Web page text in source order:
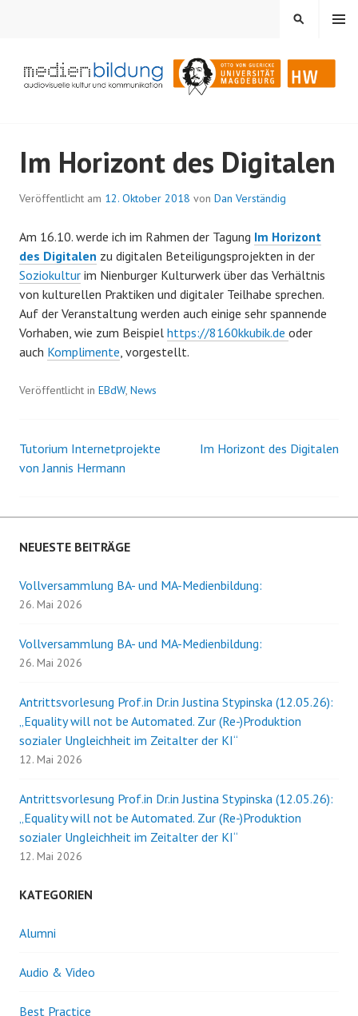
Audiovisuelle Kultur und Kommunikation
MENÜ
SUCHEN
Im Horizont des Digitalen
Veröffentlicht am 12. Oktober 2018 von Dan Verständig
Am 16.10. werde ich im Rahmen der Tagung Im Horizont
des Digitalen zu digitalen Beteiligungsprojekten in der
Soziokultur im Nienburger Kulturwerk über das Verhältnis
von kulturellen Praktiken und digitaler Teilhabe sprechen.
Auf der Veranstaltung werden auch einige sehr spannende
Vorhaben, wie zum Beispiel https://8160kkubik.de oder
auch Komplimente , vorgestellt.
Veröffentlicht in EBdW, News
Beitrags-
Tutorium Internetprojekte
von Jannis Hermann
Im Horizont des Digitalen
NEUESTE BEITRÄGE
Vollversammlung BA- und MA-Medienbildung:
26. Mai 2026
Vollversammlung BA- und MA-Medienbildung:
26. Mai 2026
Antrittsvorlesung Prof.in Dr.in Justina Stypinska (12.05.26):
„Equality will not be Automated. Zur (Re-)Produktion
sozialer Ungleichheit im Zeitalter der KI“
12. Mai 2026
Antrittsvorlesung Prof.in Dr.in Justina Stypinska (12.05.26):
„Equality will not be Automated. Zur (Re-)Produktion
sozialer Ungleichheit im Zeitalter der KI“
12. Mai 2026
KATEGORIEN
Alumni
Audio & Video
Best Practice